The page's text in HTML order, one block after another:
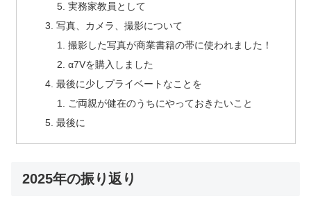
実務家教員として
写真、カメラ、撮影について
撮影した写真が商業書籍の帯に使われました！
α7Vを購入しました
最後に少しプライベートなことを
ご両親が健在のうちにやっておきたいこと
最後に
2025年の振り返り